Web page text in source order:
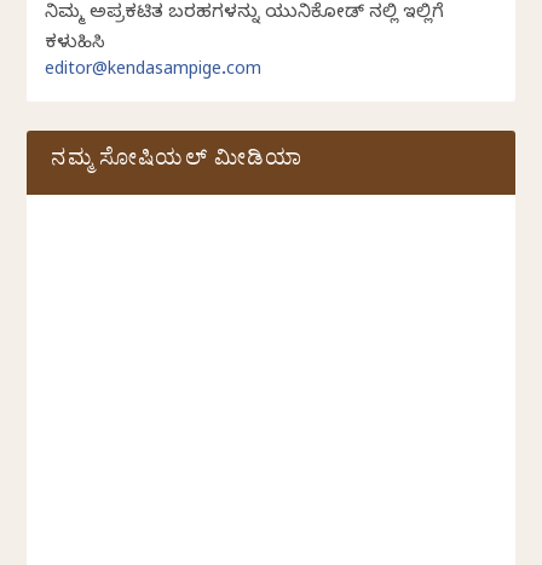
ನಿಮ್ಮ ಅಪ್ರಕಟಿತ ಬರಹಗಳನ್ನು ಯುನಿಕೋಡ್ ನಲ್ಲಿ ಇಲ್ಲಿಗೆ
ಕಳುಹಿಸಿ
editor@kendasampige.com
ನಮ್ಮ ಸೋಷಿಯಲ್‌ ಮೀಡಿಯಾ